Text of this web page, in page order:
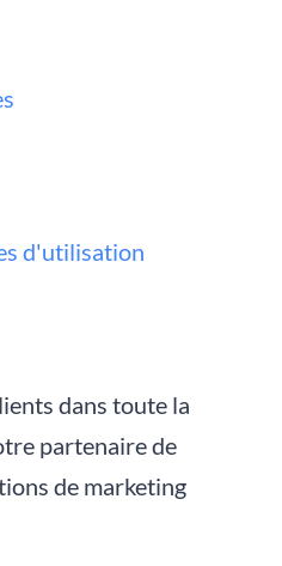
d'utilisation
dans toute la
partenaire de
de marketing